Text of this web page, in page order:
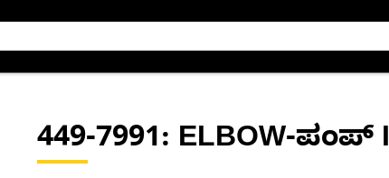
449-7991: ELBOW-ಪಂಪ್ I